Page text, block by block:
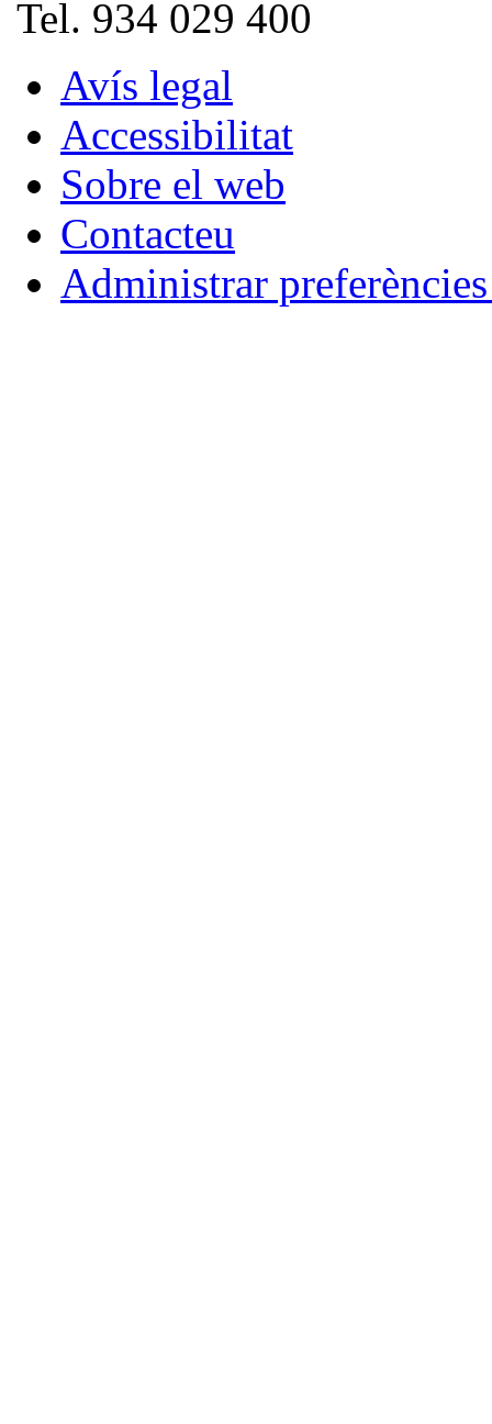
Tel. 934 029 400
Avís legal
Accessibilitat
Sobre el web
Contacteu
Administrar